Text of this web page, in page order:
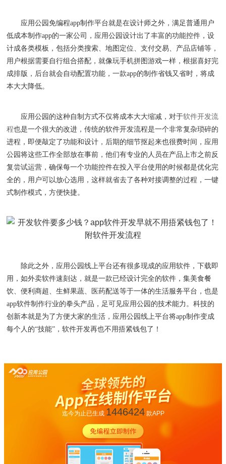
应用公园免编程app制作平台就是在设计师之外，满足普通用户
低成本制作app的一家公司，应用公园设计出了丰富的功能控件，设
计成各类模板，包括分类搜索、地图定位、支付交易、产品店铺等，
用户根据需要自行组合搭配，就像玩手机拼图游戏一样，根据喜好完
成排版，后台就会自动配置功能，一款app的制作省钱又省时，将成
本大大降低。
应用公园的这种自制方式不仅将成本大大缩减，对于软件开发流
程也是一个很大的改进，传统的软件开发流程是一个非常复杂琐碎的
进程，即便敲定了功能和设计，后期的细节抠起来也很费时间，应用
公园将这些工作全部放在事前，他们有专业的人员在产品上市之前反
复尝试运营，确保每一个功能控件在投入平台使用的时候都是优化完
全的，用户可以放心选用，这样就省去了各种对接调整的过程，一键
式制作模式，方便快捷。
除此之外，应用公园线上平台还有很多现成的应用软件，下载即
用，如外卖软件速刻达，就是一款已经设计完全的软件，集美食餐
饮、便利商超、生鲜果蔬、医药配送等于一体的生活服务平台，也是
app软件制作行业的拳头产品，足可见应用公园的技术能力。科技的
创新本就是为了方便大家的生活，应用公园线上平台将app制作变成
每个人的“技能”，软件开发再也不用捂紧钱包了！
迄今为止已生成 1446424款APP